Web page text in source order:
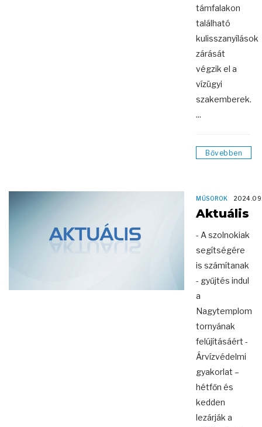
támfalakon
található
kulisszanyílások
zárását
végzik el a
vízügyi
szakemberek.
...
Bővebben
MŰSOROK
Aktuális
- A szolnokiak
segítségére
is számítanak
- gyűjtés indul
a
Nagytemplom
tornyának
felújításáért -
Árvízvédelmi
gyakorlat –
hétfőn és
kedden
lezárják a